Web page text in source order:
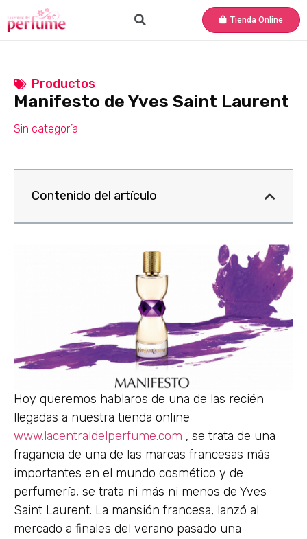
Tienda Online
Productos
Manifesto de Yves Saint Laurent
Sin categoría
Contenido del artículo
Hoy queremos hablaros de una de las recién
llegadas a nuestra tienda online
www.lacentraldelperfume.com , se trata de una
fragancia de una de las marcas francesas más
importantes en el mundo cosmético y de
perfumería, se trata ni más ni menos de Yves
Saint Laurent. La mansión francesa, lanzó al
mercado a finales del verano pasado una